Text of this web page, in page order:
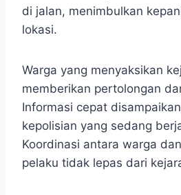
di jalan, menimbulkan
lokasi.
Warga yang menyaksikan
memberikan pertolongan
Informasi cepat
kepolisian yang sedang
Koordinasi antara warga
pelaku tidak lepas dari